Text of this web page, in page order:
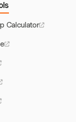
Calculator